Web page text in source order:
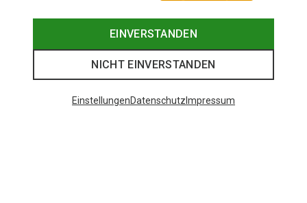
EINVERSTANDEN
NICHT EINVERSTANDEN
EinstellungenDatenschutz Impressum